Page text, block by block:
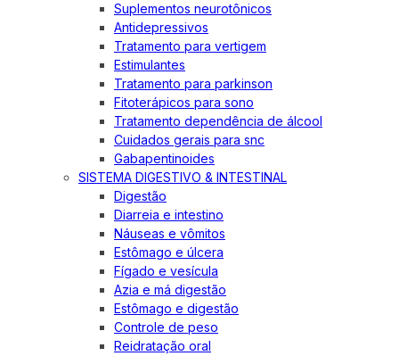
Suplementos neurotônicos
Antidepressivos
Tratamento para vertigem
Estimulantes
Tratamento para parkinson
Fitoterápicos para sono
Tratamento dependência de álcool
Cuidados gerais para snc
Gabapentinoides
SISTEMA DIGESTIVO & INTESTINAL
Digestão
Diarreia e intestino
Náuseas e vômitos
Estômago e úlcera
Fígado e vesícula
Azia e má digestão
Estômago e digestão
Controle de peso
Reidratação oral